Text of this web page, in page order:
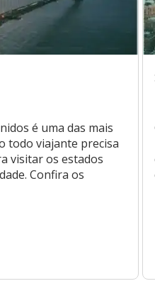
é uma das mais
todo viajante precisa
visitar os estados
Confira os